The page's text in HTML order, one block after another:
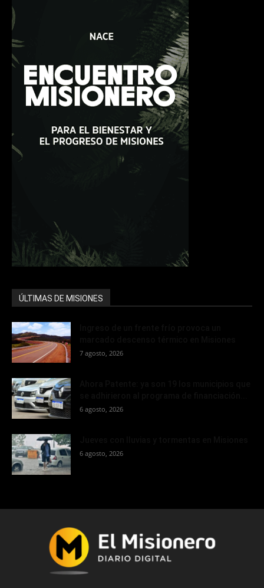
ÚLTIMAS DE MISIONES
7 agosto, 2026
6 agosto, 2026
6 agosto, 2026